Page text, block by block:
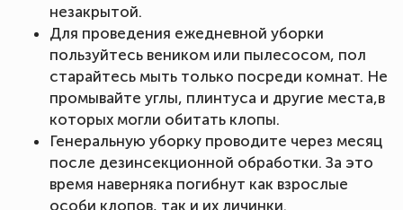
незакрытой.
Для проведения ежедневной уборки
пользуйтесь веником или пылесосом, пол
старайтесь мыть только посреди комнат. Не
промывайте углы, плинтуса и другие места,в
которых могли обитать клопы.
Генеральную уборку проводите через месяц
после дезинсекционной обработки. За это
время наверняка погибнут как взрослые
особи клопов, так и их личинки.